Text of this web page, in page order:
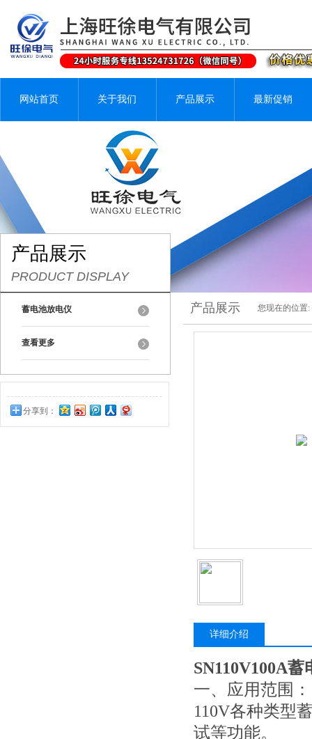
网站首页 关于我们 产品展示 最新促销
产品展示
PRODUCT DISPLAY
蓄电池放电仪
查看更多
分享到：
产品展示 您现在的位置:
详细介绍
SN110V100A
一、应用范围：
110V各种类型
试等功能。